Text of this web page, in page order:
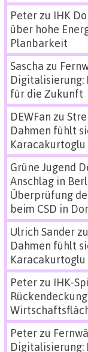
Peterzu IHK
über hohe
Planbarkeit
Sascha zu
Digitalisierung:
für die Zukunft
DEWFan zu
Dahmen fühlt
Grüne Jugend
Anschlag in
Überprüfung
beim CSD in
Ulrich Sanderzu
Dahmen fühlt
Peterzu IHK-
Peterzu
Digitalisierung: